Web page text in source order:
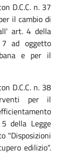
D.C.C. n. 37
il cambio di
art. 4 della
ad oggetto
e per il
D.C.C. n. 38
per il
della Legge
"Disposizioni
edilizio".